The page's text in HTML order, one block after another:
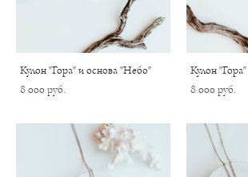
Кулон "Гора" и основа "Небо"
8 000 pуб.
Кулон
8 000 pуб.